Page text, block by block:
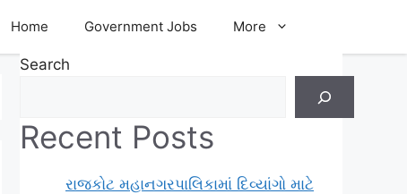
Home Government Jobs More
Search
Recent Posts
રાજકોટ મહાનગરપાલિકામાં દિવ્યાંગો માટે